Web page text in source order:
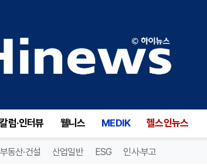
칼럼·인터뷰 웰니스 MEDIK 헬스인뉴스
부동산·건설 산업일반 ESG 인사·부고